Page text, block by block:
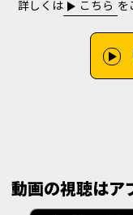
詳しくは
こちら を
動画の視聴はア